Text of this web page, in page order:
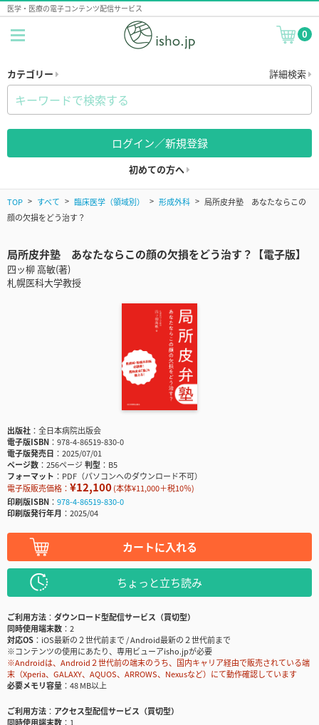
医学・医療の電子コンテンツ配信サービス
0
カテゴリー 詳細検索
ログイン／新規登録
初めての方へ
TOP すべて 臨床医学（領域別） 形成外科
局所皮弁塾 あなたならこの
顔の欠損をどう治す？
局所皮弁塾 あなたならこの顔の欠損をどう治す？【電子版】
四ッ柳 高敏(著)
札幌医科大学教授
出版社
全日本病院出版会
電子版ISBN
978-4-86519-830-0
電子版発売日
2025/07/01
ページ数
256ページ判型
B5
フォーマット
PDF（パソコンへのダウンロード不可）
電子版販売価格： ¥12,100(本体¥11,000＋税10％)
印刷版ISBN
978-4-86519-830-0
印刷版発行年月
2025/04
カートに入れる
ちょっと立ち読み
ご利用方法
ダウンロード型配信サービス（買切型）
同時使用端末数
2
対応OS
iOS最新の２世代前まで / Android最新の２世代前まで
※コンテンツの使用にあたり、専用ビューアisho.jpが必要
※Androidは、Android２世代前の端末のうち、国内キャリア経由で販売されている端
末（Xperia、GALAXY、AQUOS、ARROWS、Nexusなど）にて動作確認しています
必要メモリ容量
48 MB以上
ご利用方法
アクセス型配信サービス（買切型）
同時使用端末数
1